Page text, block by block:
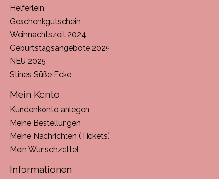
Helferlein
Geschenkgutschein
Weihnachtszeit 2024
Geburtstagsangebote 2025
NEU 2025
Stines Süße Ecke
Mein Konto
Kundenkonto anlegen
Meine Bestellungen
Meine Nachrichten (Tickets)
Mein Wunschzettel
Informationen